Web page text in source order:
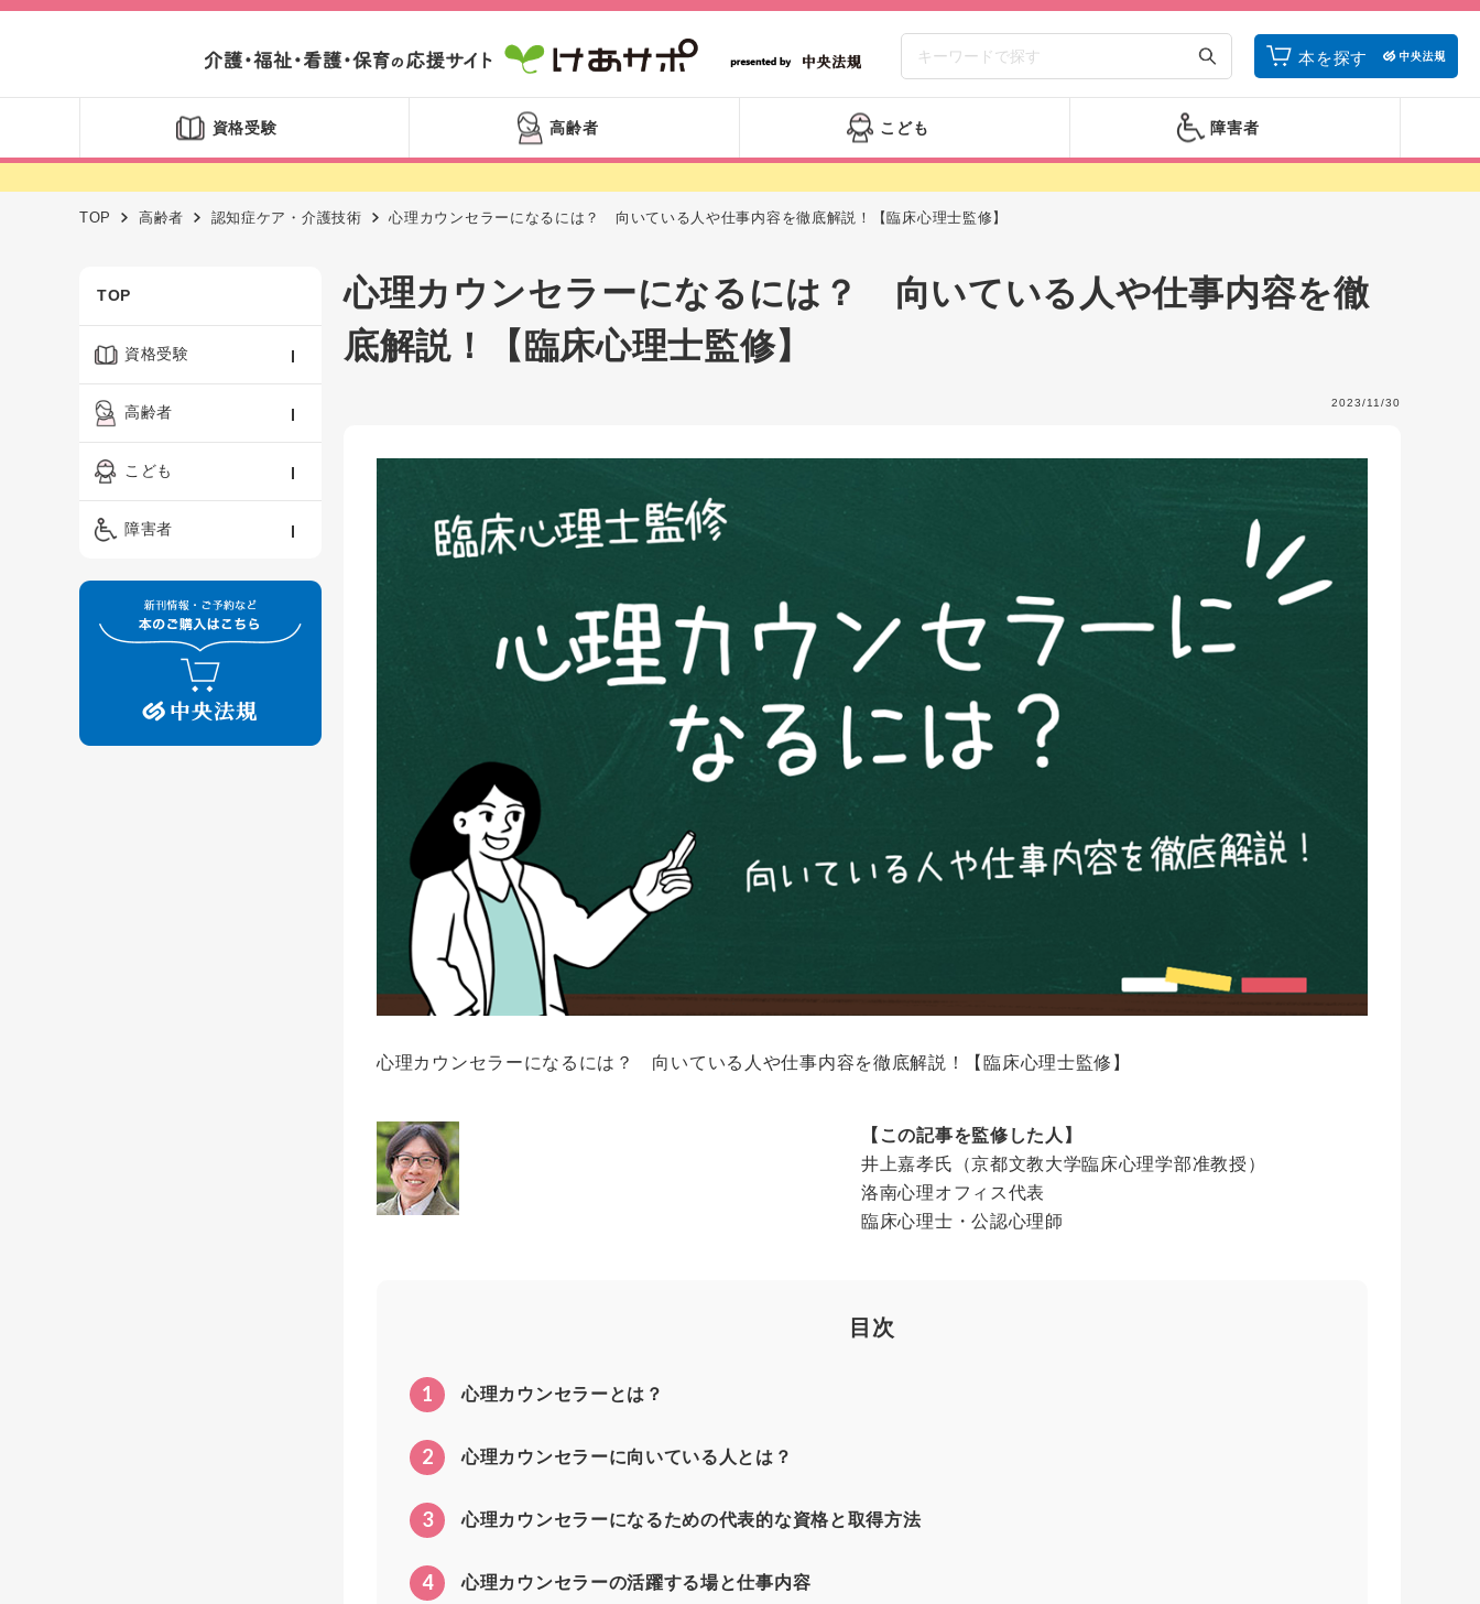
本を探す
資格受験 高齢者 こども 障害者
TOP 高齢者 認知症ケア・介護技術 心理カウンセラーになるには？ 向いている人や仕事内容を徹底解説！【臨床心理士監修】
TOP
資格受験
ケアマネジャー
精神保健福祉士
保育士
高齢者
認知症ケア・介護技術
ーシャルワーク
看護
制度
こども
保育・教育／発達障害
障害者
障害者支援・福祉
心理カウンセラーになるには？ 向いている人や仕事内容を徹
底解説！【臨床心理士監修】
2023/11/30
心理カウンセラーになるには？ 向いている人や仕事内容を徹底解説！【臨床心理士監修】
【この記事を監修した人】
井上嘉孝氏（京都文教大学臨床心理学部准教授）
洛南心理オフィス代表
臨床心理士・公認心理師
目次
1 心理カウンセラーとは？
2 心理カウンセラーに向いている人とは？
3 心理カウンセラーになるための代表的な資格と取得方法
4 心理カウンセラーの活躍する場と仕事内容